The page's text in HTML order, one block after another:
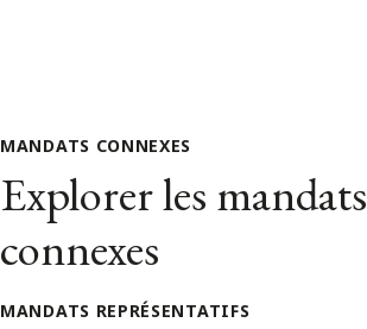
MANDATS CONNEXES
Explorer les mandats
connexes
MANDATS REPRÉSENTATIFS